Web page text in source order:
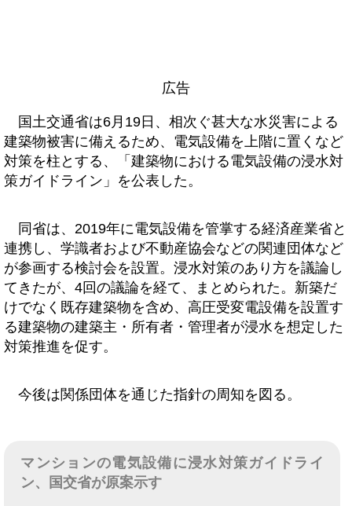
広告
国土交通省は6月19日、相次ぐ甚大な水災害による
建築物被害に備えるため、電気設備を上階に置くなど
対策を柱とする、「建築物における電気設備の浸水対
策ガイドライン」を公表した。
同省は、2019年に電気設備を管掌する経済産業省と
連携し、学識者および不動産協会などの関連団体など
が参画する検討会を設置。浸水対策のあり方を議論し
てきたが、4回の議論を経て、まとめられた。新築だ
けでなく既存建築物を含め、高圧受変電設備を設置す
る建築物の建築主・所有者・管理者が浸水を想定した
対策推進を促す。
今後は関係団体を通じた指針の周知を図る。
マンションの電気設備に浸水対策ガイドライ
ン、国交省が原案示す